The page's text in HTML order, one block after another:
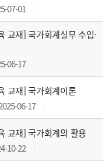
07-01
교재] 국가회계실무 수입·
06-17
교재] 국가회계이론
06-17
교재] 국가회계의 활용
10-22